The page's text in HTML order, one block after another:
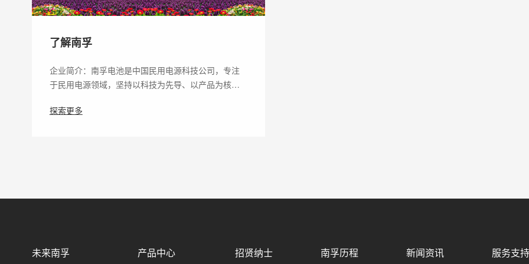
了解南孚
企业简介：南孚电池是中国民用电源科技公司，专注
于民用电源领域，坚持以科技为先导、以产品为核…
探索更多
未来南孚 产品中心 招贤纳士 南孚历程 新闻资讯 服务支持